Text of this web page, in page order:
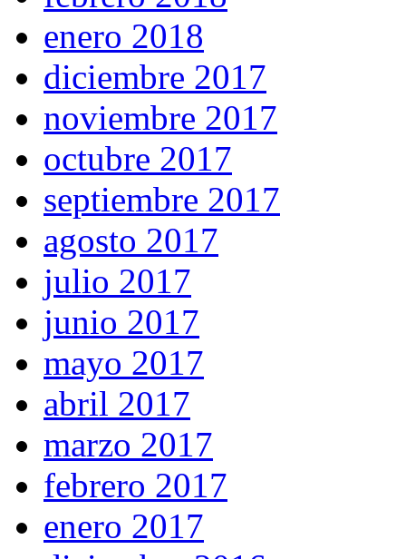
enero 2018
diciembre 2017
noviembre 2017
octubre 2017
septiembre 2017
agosto 2017
julio 2017
junio 2017
mayo 2017
abril 2017
marzo 2017
febrero 2017
enero 2017